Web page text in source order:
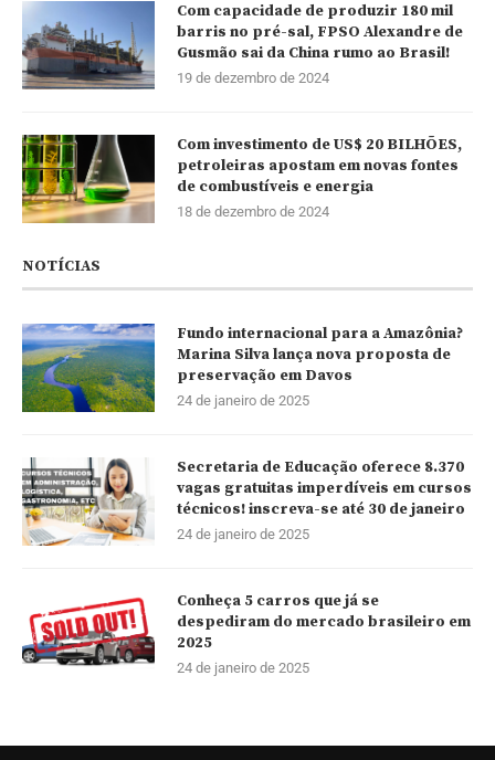
Com capacidade de produzir 180 mil
barris no pré-sal, FPSO Alexandre de
Gusmão sai da China rumo ao Brasil!
19 de dezembro de 2024
Com investimento de US$ 20 BILHÕES,
petroleiras apostam em novas fontes
de combustíveis e energia
18 de dezembro de 2024
NOTÍCIAS
Fundo internacional para a Amazônia?
Marina Silva lança nova proposta de
preservação em Davos
24 de janeiro de 2025
Secretaria de Educação oferece 8.370
vagas gratuitas imperdíveis em cursos
técnicos! inscreva-se até 30 de janeiro
24 de janeiro de 2025
Conheça 5 carros que já se
despediram do mercado brasileiro em
2025
24 de janeiro de 2025